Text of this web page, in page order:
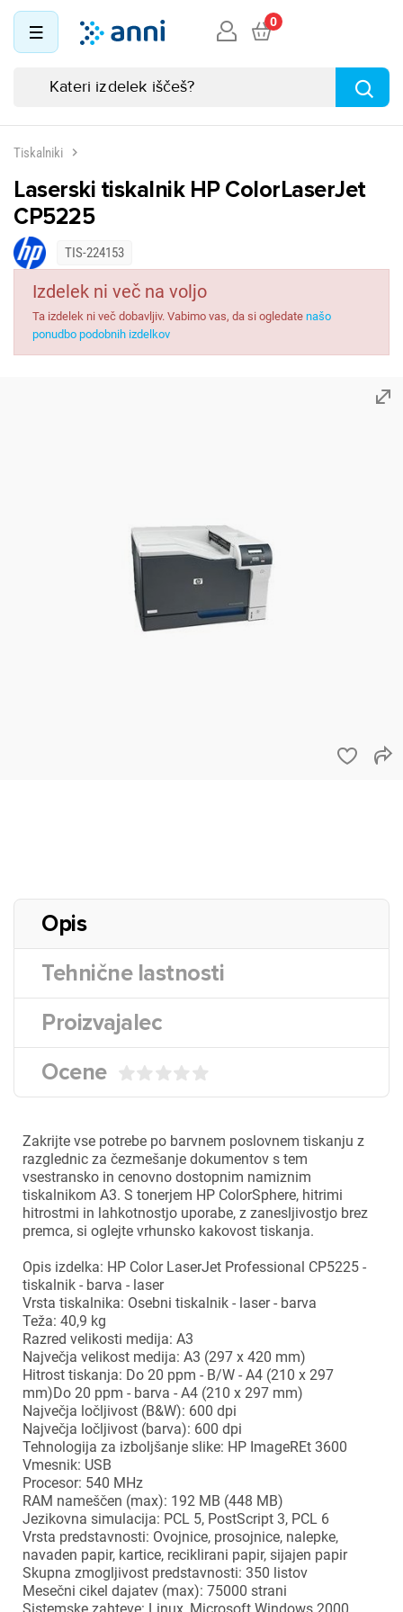
0
Tiskalniki
Laserski tiskalnik HP ColorLaserJet
CP5225
TIS-224153
Izdelek ni več na voljo
Ta izdelek ni več dobavljiv. Vabimo vas, da si ogledate našo
ponudbo podobnih izdelkov
Opis
Tehnične lastnosti
Proizvajalec
Ocene
Zakrijte vse potrebe po barvnem poslovnem tiskanju z
razglednic za čezmešanje dokumentov s tem
vsestransko in cenovno dostopnim namiznim
tiskalnikom A3. S tonerjem HP ColorSphere, hitrimi
hitrostmi in lahkotnostjo uporabe, z zanesljivostjo brez
premca, si oglejte vrhunsko kakovost tiskanja.
Opis izdelka: HP Color LaserJet Professional CP5225 -
tiskalnik - barva - laser
Vrsta tiskalnika: Osebni tiskalnik - laser - barva
Teža: 40,9 kg
Razred velikosti medija: A3
Največja velikost medija: A3 (297 x 420 mm)
Hitrost tiskanja: Do 20 ppm - B/W - A4 (210 x 297
mm)Do 20 ppm - barva - A4 (210 x 297 mm)
Največja ločljivost (B&W): 600 dpi
Največja ločljivost (barva): 600 dpi
Tehnologija za izboljšanje slike: HP ImageREt 3600
Vmesnik: USB
Procesor: 540 MHz
RAM nameščen (max): 192 MB (448 MB)
Jezikovna simulacija: PCL 5, PostScript 3, PCL 6
Vrsta predstavnosti: Ovojnice, prosojnice, nalepke,
navaden papir, kartice, reciklirani papir, sijajen papir
Skupna zmogljivost predstavnosti: 350 listov
Mesečni cikel dajatev (max): 75000 strani